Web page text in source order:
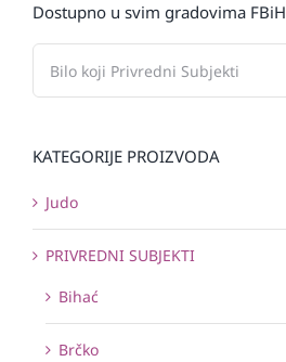
Dostupno u svim gradovima FBiH
KATEGORIJE PROIZVODA
Judo
PRIVREDNI SUBJEKTI
Bihać
Brčko